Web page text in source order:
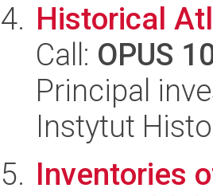
Historical
Call: OPUS
Principal
Instytut
Inventories